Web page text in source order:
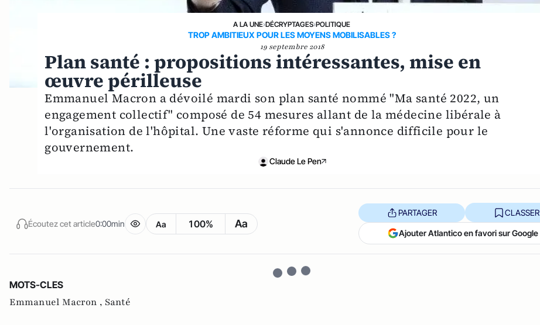
A LA UNE›DÉCRYPTAGES›POLITIQUE
TROP AMBITIEUX POUR LES MOYENS MOBILISABLES ?
19 septembre 2018
Plan santé : propositions intéressantes, mise en
œuvre périlleuse
Emmanuel Macron a dévoilé mardi son plan santé nommé "Ma santé 2022, un
engagement collectif" composé de 54 mesures allant de la médecine libérale à
l'organisation de l'hôpital. Une vaste réforme qui s'annonce difficile pour le
gouvernement.
Claude Le Pen
Écoutez cet article0:00min Aa 100% Aa
PARTAGER CLASSER
Ajouter Atlantico en favori sur Google
MOTS-CLES
Emmanuel Macron , Santé